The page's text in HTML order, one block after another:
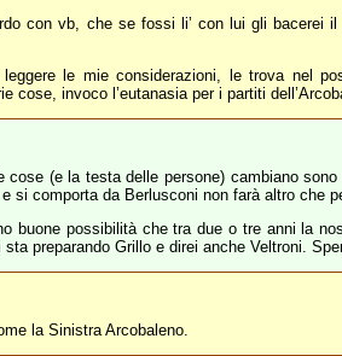
con vb, che se fossi li’ con lui gli
le mie considerazioni, le trova nel
cose, invoco l’eutanasia per i partiti
cose (e la testa delle persone) cambiano
si comporta da Berlusconi non farà altro che
buone possibilità che tra due o tre anni la
preparando Grillo e direi anche Veltroni.
la Sinistra Arcobaleno.